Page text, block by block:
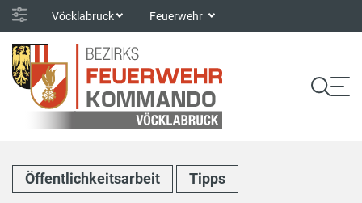
Vöcklabruck Feuerwehr
Öffentlichkeitsarbeit Tipps